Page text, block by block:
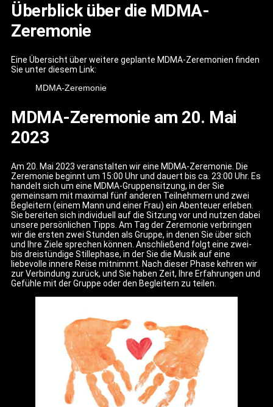
Überblick über die MDMA-
Zeremonie
Eine Übersicht über weitere geplante MDMA-Zeremonien finden
Sie unter diesem Link:
MDMA-Zeremonie
MDMA-Zeremonie am 20. Mai
2023
Am 20. Mai 2023 veranstalten wir eine MDMA-Zeremonie. Die
Zeremonie beginnt um 15:00 Uhr und dauert bis ca. 23:00 Uhr. Es
handelt sich um eine MDMA-Gruppensitzung, in der Sie
gemeinsam mit maximal fünf anderen Teilnehmern und zwei
Begleitern (einem Mann und einer Frau) ein Abenteuer erleben.
Sie bereiten sich individuell auf die Sitzung vor und nutzen dabei
unsere persönlichen Tipps. Am Tag der Zeremonie verbringen
wir die ersten zwei Stunden als Gruppe, in denen Sie über sich
und Ihre Ziele sprechen können. Anschließend folgt eine zwei-
bis dreistündige Stillephase, in der Sie die Musik auf eine
liebevolle innere Reise mitnimmt. Nach dieser Phase kehren wir
zur Verbindung zurück, und Sie haben Zeit, Ihre Erfahrungen und
Gefühle mit der Gruppe oder den Begleitern zu teilen.